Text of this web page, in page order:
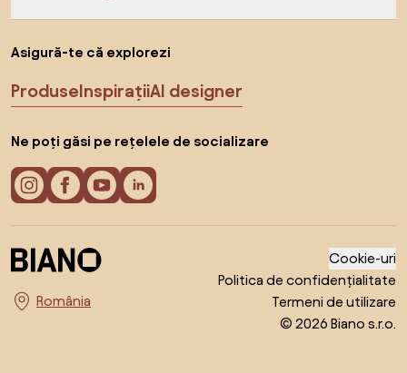
Asigură-te că explorezi
ProduseInspirațiiAI designer
Ne poți găsi pe rețelele de socializare
Alege țara
Cookie-uri
Politica de confidențialitate
Termeni de utilizare
© 2026 Biano s.r.o.